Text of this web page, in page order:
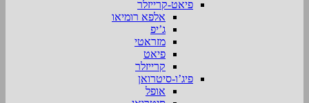
פיאט-קרייזלר
אלפא רומיאו
ג’יפ
מזראטי
פיאט
קרייזלר
פיג’ו-סיטרואן
אופל